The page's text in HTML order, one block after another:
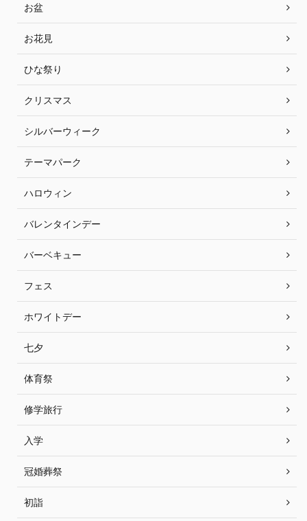
お盆
お花見
ひな祭り
クリスマス
シルバーウィーク
テーマパーク
ハロウィン
バレンタインデー
バーベキュー
フェス
ホワイトデー
七夕
体育祭
修学旅行
入学
冠婚葬祭
初詣